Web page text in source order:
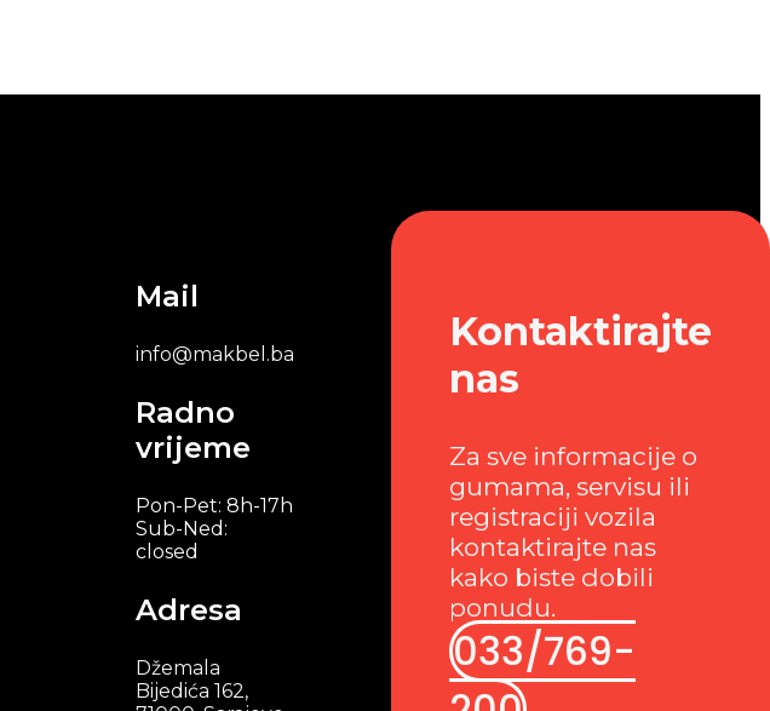
Mail
info@makbel.ba
Radno
vrijeme
Pon-Pet: 8h-17h
Sub-Ned:
closed
Adresa
Džemala
Bijedića 162,
Kontaktirajte
nas
Za sve informacije o
gumama, servisu ili
registraciji vozila
kontaktirajte nas
kako biste dobili
ponudu.
033/769-